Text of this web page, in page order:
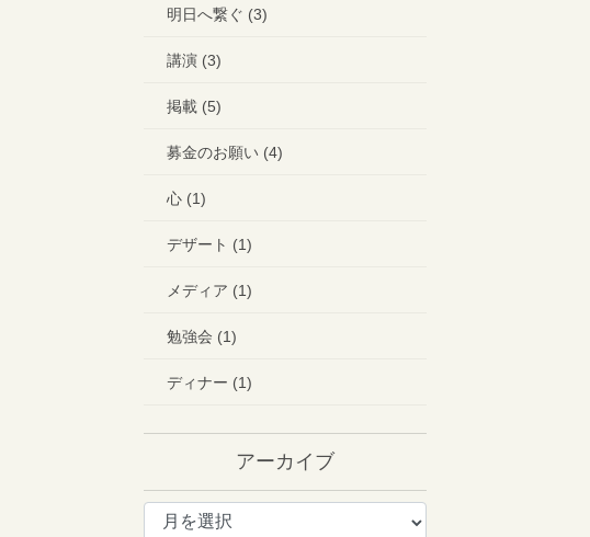
明日へ繋ぐ (3)
講演 (3)
掲載 (5)
募金のお願い (4)
心 (1)
デザート (1)
メディア (1)
勉強会 (1)
ディナー (1)
アーカイブ
ア